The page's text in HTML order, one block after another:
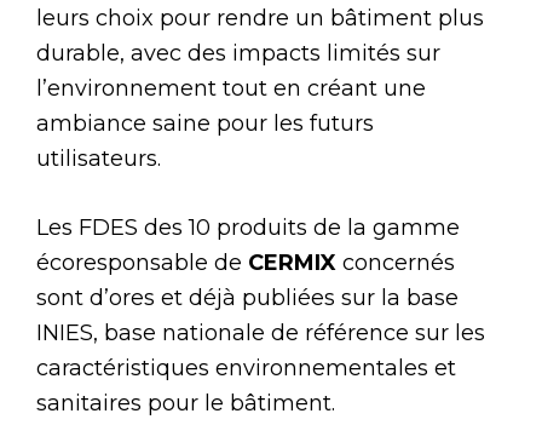
leurs choix pour rendre un bâtiment plus
durable, avec des impacts limités sur
l’environnement tout en créant une
ambiance saine pour les futurs
utilisateurs.
Les FDES des 10 produits de la gamme
écoresponsable de CERMIX concernés
sont d’ores et déjà publiées sur la base
INIES, base nationale de référence sur les
caractéristiques environnementales et
sanitaires pour le bâtiment.